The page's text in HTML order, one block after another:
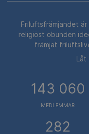
Friluftsfrämjandet
religiöst obunden
främjat
Låt
143 060
MEDLEMMAR
282